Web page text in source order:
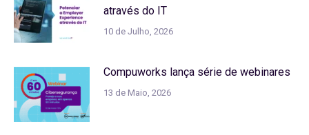
através do IT
10 de Julho, 2026
Compuworks lança série de webinares
13 de Maio, 2026